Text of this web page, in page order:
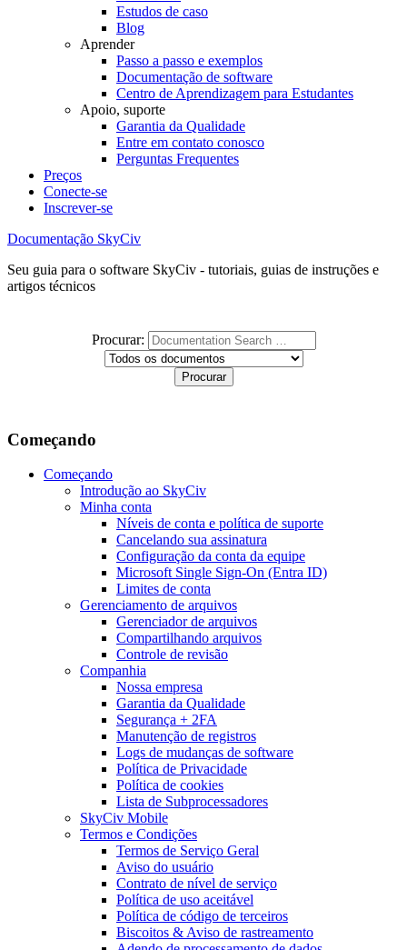
Estudos de caso
Blog
Aprender
Passo a passo e exemplos
Documentação de software
Centro de Aprendizagem para Estudantes
Apoio, suporte
Garantia da Qualidade
Entre em contato conosco
Perguntas Frequentes
Preços
Conecte-se
Inscrever-se
Documentação SkyCiv
Seu guia para o software SkyCiv - tutoriais, guias de instruções e
artigos técnicos
Procurar:
Começando
Começando
Introdução ao SkyCiv
Minha conta
Níveis de conta e política de suporte
Cancelando sua assinatura
Configuração da conta da equipe
Microsoft Single Sign-On (Entra ID)
Limites de conta
Gerenciamento de arquivos
Gerenciador de arquivos
Compartilhando arquivos
Controle de revisão
Companhia
Nossa empresa
Garantia da Qualidade
Segurança + 2FA
Manutenção de registros
Logs de mudanças de software
Política de Privacidade
Política de cookies
Lista de Subprocessadores
SkyCiv Mobile
Termos e Condições
Termos de Serviço Geral
Aviso do usuário
Contrato de nível de serviço
Política de uso aceitável
Política de código de terceiros
Biscoitos & Aviso de rastreamento